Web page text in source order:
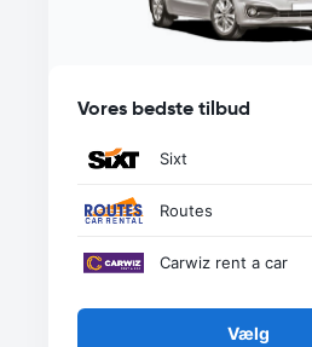
Vores bedste tilbud
Sixt
Routes
Carwiz rent a car
Vælg